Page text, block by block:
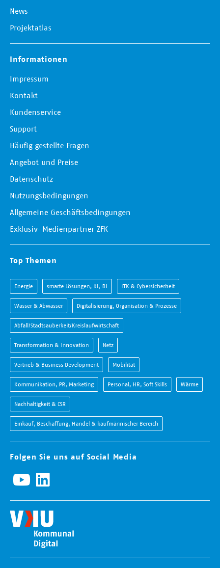
News
Projektatlas
Informationen
Impressum
Kontakt
Kundenservice
Support
Häufig gestellte Fragen
Angebot und Preise
Datenschutz
Nutzungsbedingungen
Allgemeine Geschäftsbedingungen
Exklusiv-Medienpartner ZFK
Top Themen
Energie smarte Lösungen, KI, BI ITK & Cybersicherheit
Wasser & Abwasser Digitalisierung, Organisation & Prozesse
Abfall/Stadtsauberkeit/Kreislaufwirtschaft
Transformation & Innovation Netz
Vertrieb & Business Development Mobilität
Kommunikation, PR, Marketing Personal, HR, Soft Skills Wärme
Nachhaltigkeit & CSR
Einkauf, Beschaffung, Handel & kaufmännischer Bereich
Folgen Sie uns auf Social Media